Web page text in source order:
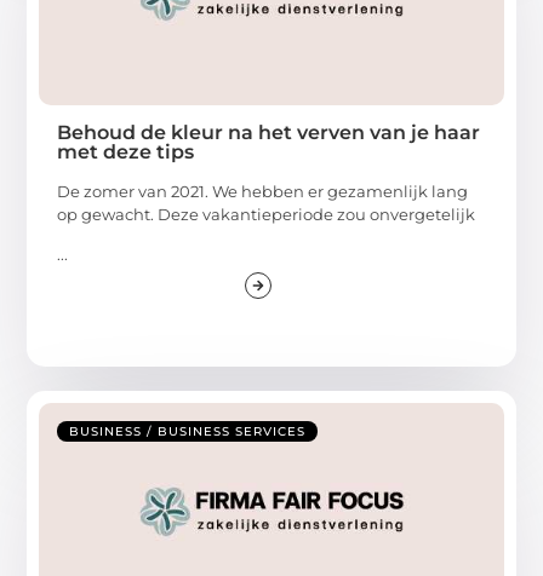
Behoud de kleur na het verven van je haar
met deze tips
De zomer van 2021. We hebben er gezamenlijk lang
op gewacht. Deze vakantieperiode zou onvergetelijk
...
BUSINESS / BUSINESS SERVICES